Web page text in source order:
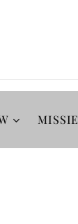
MISSIE